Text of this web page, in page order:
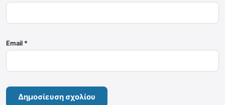
Email *